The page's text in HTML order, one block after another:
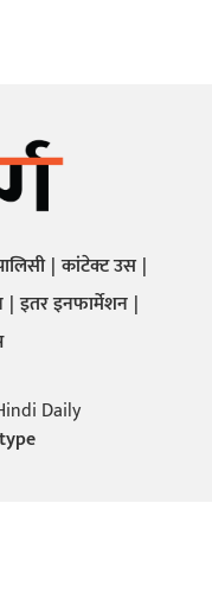
कांटेक्ट उस
इतर इनफार्मेशन
Daily